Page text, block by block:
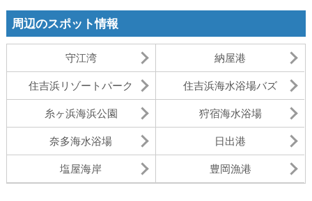
周辺のスポット情報
守江湾 納屋港
住吉浜リゾートパーク 住吉浜海水浴場バズ
糸ヶ浜海浜公園 狩宿海水浴場
奈多海水浴場 日出港
塩屋海岸 豊岡漁港